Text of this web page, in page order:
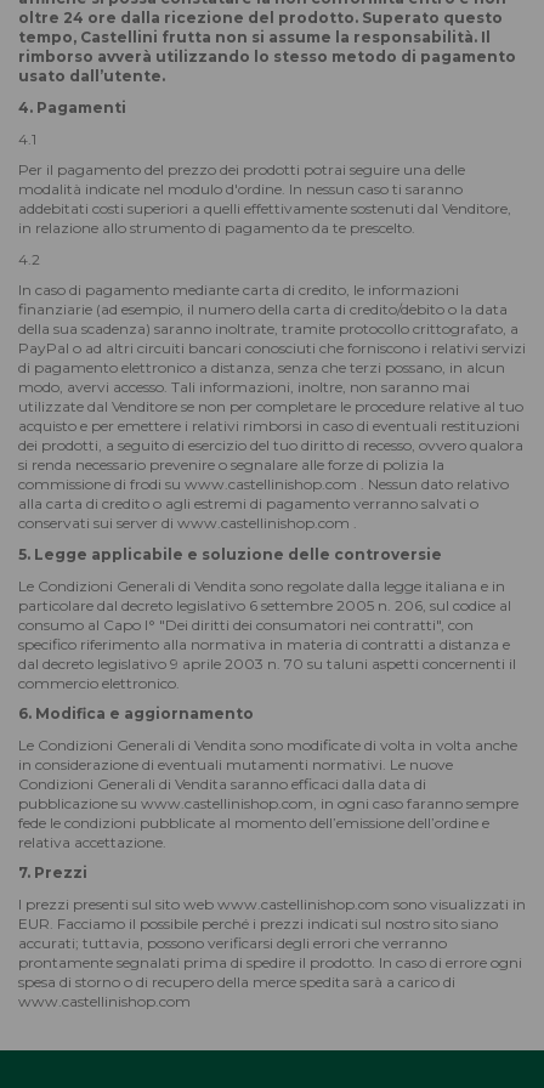
oltre 24 ore dalla ricezione del prodotto. Superato questo
tempo, Castellini frutta non si assume la responsabilità. Il
rimborso avverà utilizzando lo stesso metodo di pagamento
usato dall’utente.
4. Pagamenti
4.1
Per il pagamento del prezzo dei prodotti potrai seguire una delle
modalità indicate nel modulo d'ordine. In nessun caso ti saranno
addebitati costi superiori a quelli effettivamente sostenuti dal Venditore,
in relazione allo strumento di pagamento da te prescelto.
4.2
In caso di pagamento mediante carta di credito, le informazioni
finanziarie (ad esempio, il numero della carta di credito/debito o la data
della sua scadenza) saranno inoltrate, tramite protocollo crittografato, a
PayPal o ad altri circuiti bancari conosciuti che forniscono i relativi servizi
di pagamento elettronico a distanza, senza che terzi possano, in alcun
modo, avervi accesso. Tali informazioni, inoltre, non saranno mai
utilizzate dal Venditore se non per completare le procedure relative al tuo
acquisto e per emettere i relativi rimborsi in caso di eventuali restituzioni
dei prodotti, a seguito di esercizio del tuo diritto di recesso, ovvero qualora
si renda necessario prevenire o segnalare alle forze di polizia la
commissione di frodi su www.castellinishop.com . Nessun dato relativo
alla carta di credito o agli estremi di pagamento verranno salvati o
conservati sui server di www.castellinishop.com .
5. Legge applicabile e soluzione delle controversie
Le Condizioni Generali di Vendita sono regolate dalla legge italiana e in
particolare dal decreto legislativo 6 settembre 2005 n. 206, sul codice al
consumo al Capo I° "Dei diritti dei consumatori nei contratti", con
specifico riferimento alla normativa in materia di contratti a distanza e
dal decreto legislativo 9 aprile 2003 n. 70 su taluni aspetti concernenti il
commercio elettronico.
6. Modifica e aggiornamento
Le Condizioni Generali di Vendita sono modificate di volta in volta anche
in considerazione di eventuali mutamenti normativi. Le nuove
Condizioni Generali di Vendita saranno efficaci dalla data di
pubblicazione su www.castellinishop.com, in ogni caso faranno sempre
fede le condizioni pubblicate al momento dell’emissione dell’ordine e
relativa accettazione.
7. Prezzi
I prezzi presenti sul sito web www.castellinishop.com sono visualizzati in
EUR. Facciamo il possibile perché i prezzi indicati sul nostro sito siano
accurati; tuttavia, possono verificarsi degli errori che verranno
prontamente segnalati prima di spedire il prodotto. In caso di errore ogni
spesa di storno o di recupero della merce spedita sarà a carico di
www.castellinishop.com